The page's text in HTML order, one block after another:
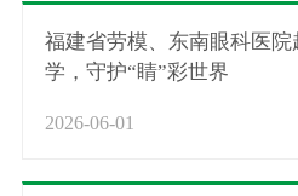
福建省劳模、东南眼科医
学，守护“睛”彩世界
2026-06-01